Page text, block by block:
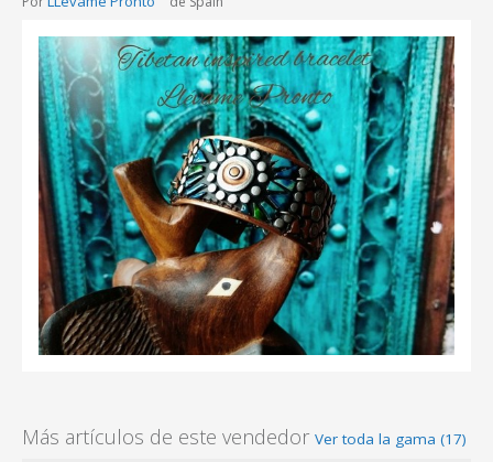
Más artículos de este vendedor Ver toda la gama (17)